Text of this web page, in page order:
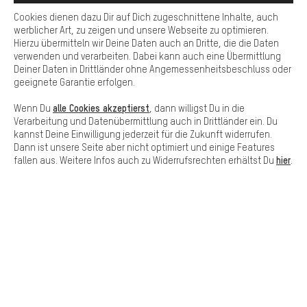
SCHNELL ERHALTEN
Lass Dich beraten
Terminbuchung
Fragen schnell und unkompliziert beantwortet werden können.
Basis
Basis-Cookies gewährleisten, dass Du unsere Webseite
grundsätzlich nutzen kannst.
Cookies dienen dazu Dir auf Dich zugeschnittene Inhalte, auch
werblicher Art, zu zeigen und unsere Webseite zu optimieren.
Hierzu übermitteln wir Deine Daten auch an Dritte, die die Daten
verwenden und verarbeiten. Dabei kann auch eine Übermittlung
Deiner Daten in Drittländer ohne Angemessenheitsbeschluss oder
geeignete Garantie erfolgen.
Wenn Du alle Cookies akzeptierst , dann willigst Du in die
Verarbeitung und Datenübermittlung auch in Drittländer ein. Du
kannst Deine Einwilligung jederzeit für die Zukunft widerrufen.
Dann ist unsere Seite aber nicht optimiert und einige Features
fallen aus. Weitere Infos auch zu Widerrufsrechten erhältst Du hier